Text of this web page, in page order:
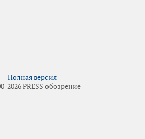
Полная версия
2026 PRESS обозрение